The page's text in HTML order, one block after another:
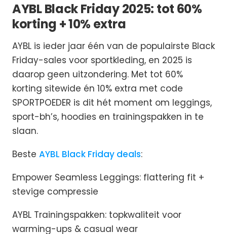
AYBL Black Friday 2025: tot 60%
korting + 10% extra
AYBL is ieder jaar één van de populairste Black
Friday-sales voor sportkleding, en 2025 is
daarop geen uitzondering. Met tot 60%
korting sitewide én 10% extra met code
SPORTPOEDER is dit hét moment om leggings,
sport-bh’s, hoodies en trainingspakken in te
slaan.
Beste AYBL Black Friday deals:
Empower Seamless Leggings: flattering fit +
stevige compressie
AYBL Trainingspakken: topkwaliteit voor
warming-ups & casual wear